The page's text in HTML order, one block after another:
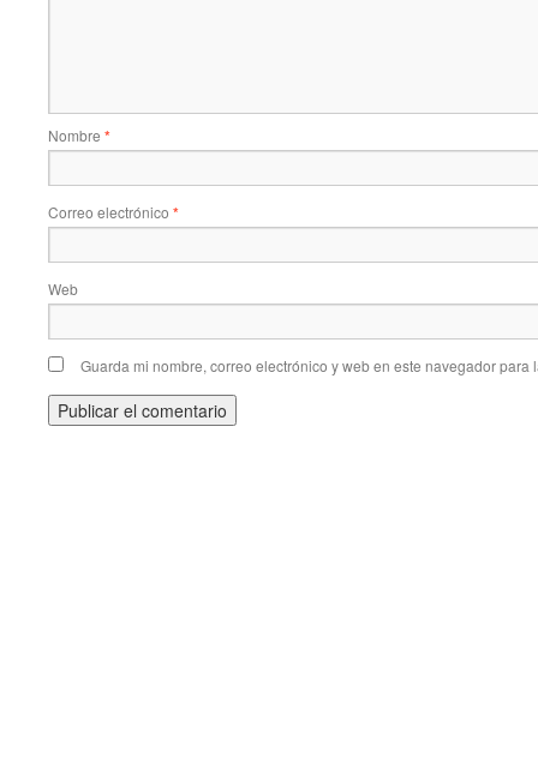
Nombre *
Correo electrónico *
Web
Guarda mi nombre, correo electrónico y web en este navegador para